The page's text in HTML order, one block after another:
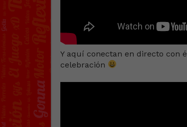
Y aquí conectan en directo con
celebración